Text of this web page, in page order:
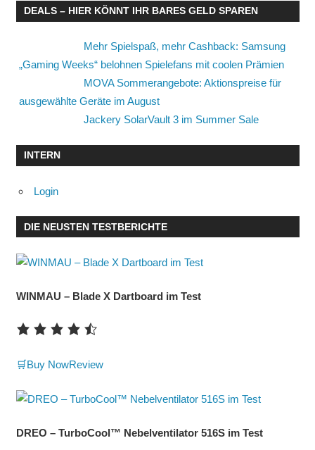
DEALS – HIER KÖNNT IHR BARES GELD SPAREN
Mehr Spielspaß, mehr Cashback: Samsung
„Gaming Weeks“ belohnen Spielefans mit coolen Prämien
MOVA Sommerangebote: Aktionspreise für
ausgewählte Geräte im August
Jackery SolarVault 3 im Summer Sale
INTERN
Login
DIE NEUSTEN TESTBERICHTE
WINMAU – Blade X Dartboard im Test
🛒Buy NowReview
DREO – TurboCool™ Nebelventilator 516S im Test